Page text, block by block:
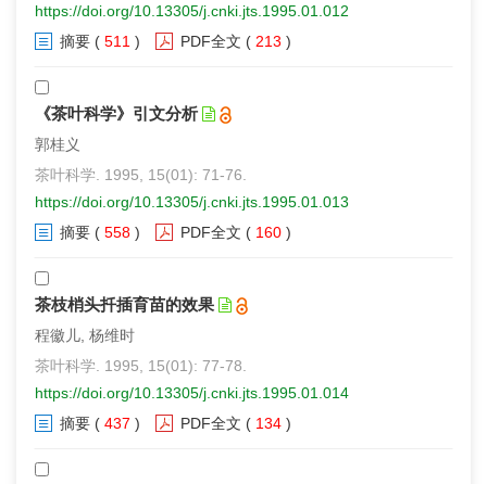
https://doi.org/10.13305/j.cnki.jts.1995.01.012
摘要 ( 511 ) PDF全文 ( 213 )
《茶叶科学》引文分析
郭桂义
茶叶科学. 1995, 15(01): 71-76.
https://doi.org/10.13305/j.cnki.jts.1995.01.013
摘要 ( 558 ) PDF全文 ( 160 )
茶枝梢头扦插育苗的效果
程徽儿, 杨维时
茶叶科学. 1995, 15(01): 77-78.
https://doi.org/10.13305/j.cnki.jts.1995.01.014
摘要 ( 437 ) PDF全文 ( 134 )